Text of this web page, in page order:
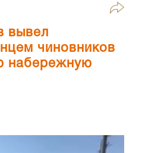
вывел
чиновников
набережную